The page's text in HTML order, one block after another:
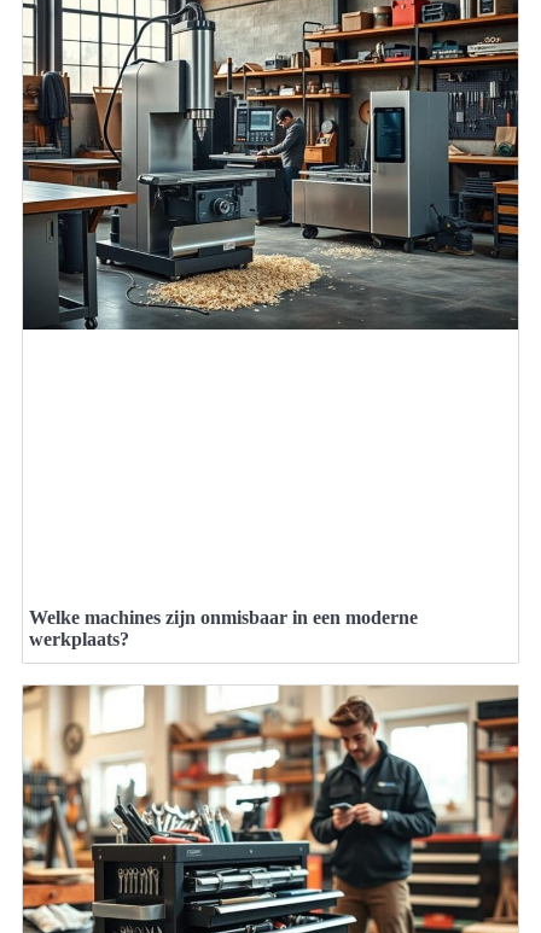
Welke machines zijn onmisbaar in een moderne
werkplaats?